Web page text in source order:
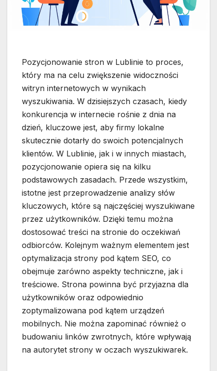
Pozycjonowanie stron w Lublinie to proces,
który ma na celu zwiększenie widoczności
witryn internetowych w wynikach
wyszukiwania. W dzisiejszych czasach, kiedy
konkurencja w internecie rośnie z dnia na
dzień, kluczowe jest, aby firmy lokalne
skutecznie dotarły do swoich potencjalnych
klientów. W Lublinie, jak i w innych miastach,
pozycjonowanie opiera się na kilku
podstawowych zasadach. Przede wszystkim,
istotne jest przeprowadzenie analizy słów
kluczowych, które są najczęściej wyszukiwane
przez użytkowników. Dzięki temu można
dostosować treści na stronie do oczekiwań
odbiorców. Kolejnym ważnym elementem jest
optymalizacja strony pod kątem SEO, co
obejmuje zarówno aspekty techniczne, jak i
treściowe. Strona powinna być przyjazna dla
użytkowników oraz odpowiednio
zoptymalizowana pod kątem urządzeń
mobilnych. Nie można zapominać również o
budowaniu linków zwrotnych, które wpływają
na autorytet strony w oczach wyszukiwarek.